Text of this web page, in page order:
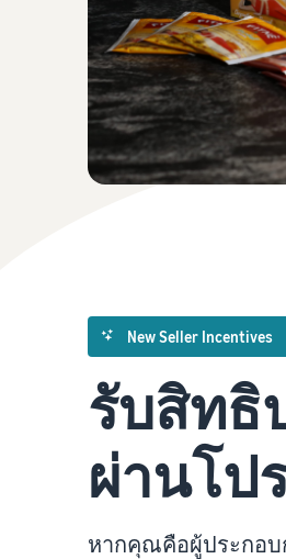
New Seller Incentives
รับสิทธิ
ผ่านโป
หากคุณคือผู้ประกอบ